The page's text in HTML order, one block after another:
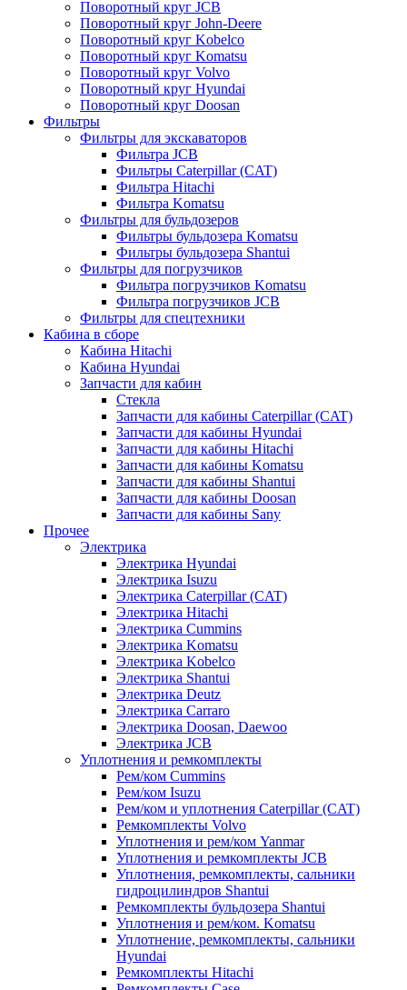
Поворотный круг JCB
Поворотный круг John-Deere
Поворотный круг Kobelco
Поворотный круг Komatsu
Поворотный круг Volvo
Поворотный круг Hyundai
Поворотный круг Doosan
Фильтры
Фильтры для экскаваторов
Фильтра JCB
Фильтры Caterpillar (CAT)
Фильтра Hitachi
Фильтра Komatsu
Фильтры для бульдозеров
Фильтры бульдозера Komatsu
Фильтры бульдозера Shantui
Фильтры для погрузчиков
Фильтра погрузчиков Komatsu
Фильтра погрузчиков JCB
Фильтры для спецтехники
Кабина в сборе
Кабина Hitachi
Кабина Hyundai
Запчасти для кабин
Стекла
Запчасти для кабины Caterpillar (CAT)
Запчасти для кабины Hyundai
Запчасти для кабины Hitachi
Запчасти для кабины Komatsu
Запчасти для кабины Shantui
Запчасти для кабины Doosan
Запчасти для кабины Sany
Прочее
Электрика
Электрика Hyundai
Электрика Isuzu
Электрика Caterpillar (CAT)
Электрика Hitachi
Электрика Cummins
Электрика Komatsu
Электрика Kobelco
Электрика Shantui
Электрика Deutz
Электрика Carraro
Электрика Doosan, Daewoo
Электрика JCB
Уплотнения и ремкомплекты
Рем/ком Cummins
Рем/ком Isuzu
Рем/ком и уплотнения Caterpillar (CAT)
Ремкомплекты Volvo
Уплотнения и рем/ком Yanmar
Уплотнения и ремкомплекты JCB
Уплотнения, ремкомплекты, сальники
гидроцилиндров Shantui
Ремкомплекты бульдозера Shantui
Уплотнения и рем/ком. Komatsu
Уплотнение, ремкомплекты, сальники
Hyundai
Ремкомплекты Hitachi